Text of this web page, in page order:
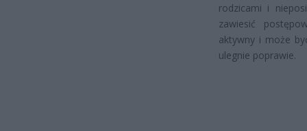
rodzicami i
zawiesić
aktywny i może
ulegnie poprawie.